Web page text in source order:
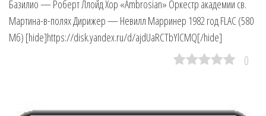
Базилио — Роберт Ллойд Хор «Ambrosian» Оркестр академии св.
Мартина-в-полях Дирижер — Невилл Марринер 1982 год FLAC (580
Мб) [hide]https://disk.yandex.ru/d/ajdUaRCTbYlCMQ[/hide]
0